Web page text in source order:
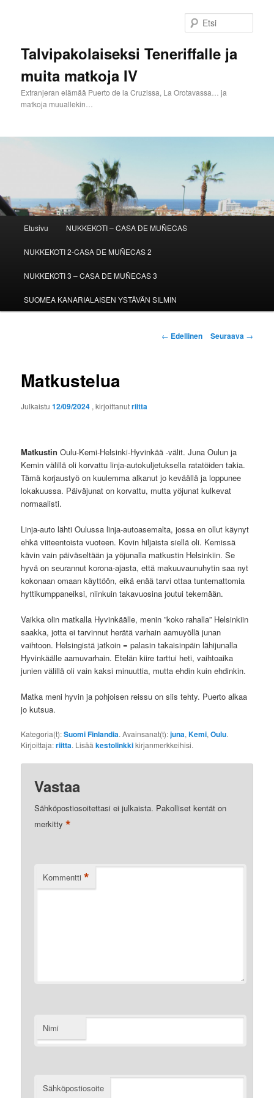
Talvipakolaiseksi Teneriffalle ja
muita matkoja IV
Extranjeran elämää Puerto de la Cruzissa, La Orotavassa… ja
matkoja muuallekin…
Etusivu NUKKEKOTI – CASA DE MUÑECAS
NUKKEKOTI 2-CASA DE MUÑECAS 2
NUKKEKOTI 3 – CASA DE MUÑECAS 3
SUOMEA KANARIALAISEN YSTÄVÄN SILMIN
Artikkelien
← Edellinen Seuraava →
Matkustelua
Julkaistu12/09/2024 , kirjoittanutriitta
Matkustin Oulu-Kemi-Helsinki-Hyvinkää -välit. Juna Oulun ja
Kemin välillä oli korvattu linja-autokuljetuksella ratatöiden takia.
Tämä korjaustyö on kuulemma alkanut jo keväällä ja loppunee
lokakuussa. Päiväjunat on korvattu, mutta yöjunat kulkevat
normaalisti.
Linja-auto lähti Oulussa linja-autoasemalta, jossa en ollut käynyt
ehkä viiteentoista vuoteen. Kovin hiljaista siellä oli. Kemissä
kävin vain päiväseltään ja yöjunalla matkustin Helsinkiin. Se
hyvä on seurannut korona-ajasta, että makuuvaunuhytin saa nyt
kokonaan omaan käyttöön, eikä enää tarvi ottaa tuntemattomia
hyttikumppaneiksi, niinkuin takavuosina joutui tekemään.
Vaikka olin matkalla Hyvinkäälle, menin ”koko rahalla” Helsinkiin
saakka, jotta ei tarvinnut herätä varhain aamuyöllä junan
vaihtoon. Helsingistä jatkoin = palasin takaisinpäin lähijunalla
Hyvinkäälle aamuvarhain. Etelän kiire tarttui heti, vaihtoaika
junien välillä oli vain kaksi minuuttia, mutta ehdin kuin ehdinkin.
Matka meni hyvin ja pohjoisen reissu on siis tehty. Puerto alkaa
jo kutsua.
Kategoria(t):Suomi Finlandia. Avainsanat(t):juna,Kemi,Oulu.
Kirjoittaja:riitta. Lisääkestolinkkikirjanmerkkeihisi.
Vastaa
Sähköpostiosoitettasi ei julkaista. Pakolliset kentät on
merkitty*
Kommentti *
Nimi
Sähköpostiosoite